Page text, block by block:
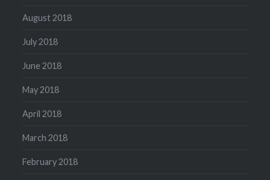
August 2018
July 2018
June 2018
May 2018
April 2018
March 2018
February 2018